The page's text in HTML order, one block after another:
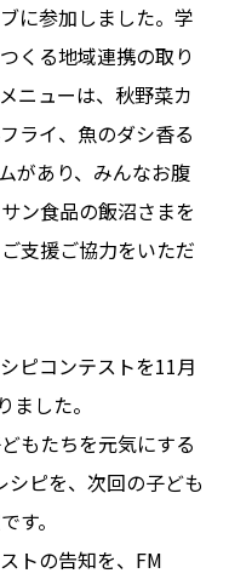
に参加しました。学
くる地域連携の取り
ニューは、秋野菜カ
ライ、魚のダシ香る
があり、みんなお腹
ン食品の飯沼さまを
支援ご協力をいただ
ピコンテストを11月
した。
もたちを元気にする
シピを、次回の子ども
す。
トの告知を、FM